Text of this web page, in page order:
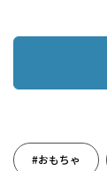
#おもちゃ